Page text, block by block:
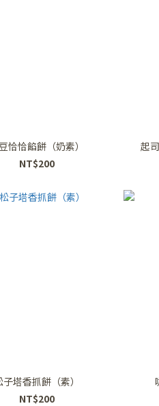
恰恰餡餅（奶素）
NT$200
起
子塔香抓餅（素）
NT$200